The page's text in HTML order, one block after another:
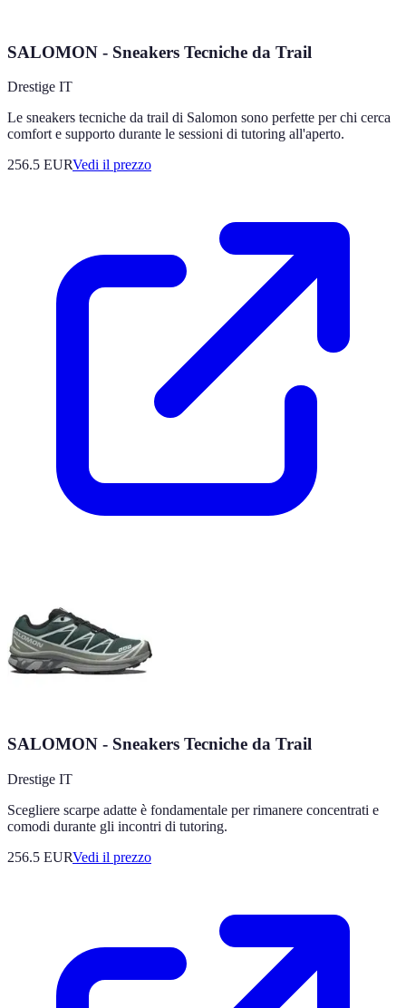
SALOMON - Sneakers Tecniche da Trail
Drestige IT
Le sneakers tecniche da trail di Salomon sono perfette per chi cerca
comfort e supporto durante le sessioni di tutoring all'aperto.
256.5 EURVedi il prezzo
SALOMON - Sneakers Tecniche da Trail
Drestige IT
Scegliere scarpe adatte è fondamentale per rimanere concentrati e
comodi durante gli incontri di tutoring.
256.5 EURVedi il prezzo